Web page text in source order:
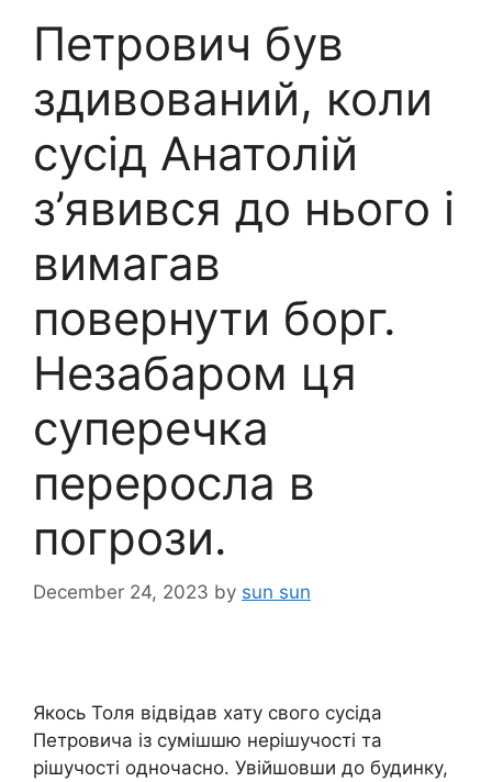
Петрович був
здивований, коли
сусід Анатолій
з’явився до нього і
вимагав
повернути борг.
Незабаром ця
суперечка
переросла в
погрози.
December 24, 2023 by sun sun
Якось Толя відвідав хату свого сусіда
Петровича із сумішшю нерішучості та
рішучості одночасно. Увійшовши до будинку,